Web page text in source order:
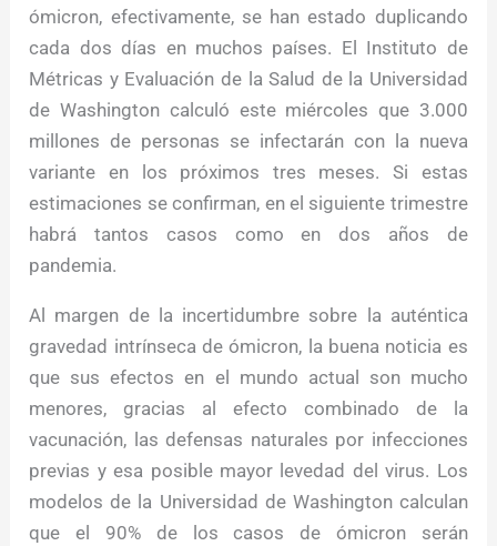
ómicron, efectivamente, se han estado duplicando
cada dos días en muchos países. El Instituto de
Métricas y Evaluación de la Salud de la Universidad
de Washington calculó este miércoles que 3.000
millones de personas se infectarán con la nueva
variante en los próximos tres meses. Si estas
estimaciones se confirman, en el siguiente trimestre
habrá tantos casos como en dos años de
pandemia.
Al margen de la incertidumbre sobre la auténtica
gravedad intrínseca de ómicron, la buena noticia es
que sus efectos en el mundo actual son mucho
menores, gracias al efecto combinado de la
vacunación, las defensas naturales por infecciones
previas y esa posible mayor levedad del virus. Los
modelos de la Universidad de Washington calculan
que el 90% de los casos de ómicron serán